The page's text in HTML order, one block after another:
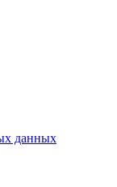
данных